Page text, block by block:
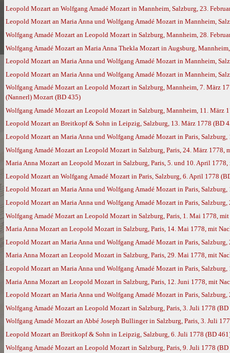
Leopold Mozart an Wolfgang Amadé Mozart in Mannheim, Salzburg, 23.
Leopold Mozart an Maria Anna und Wolfgang Amadé Mozart in Mannheim,
Wolfgang Amadé Mozart an Leopold Mozart in Salzburg, Mannheim, 28.
Wolfgang Amadé Mozart an Maria Anna Thekla Mozart in Augsburg,
Leopold Mozart an Maria Anna und Wolfgang Amadé Mozart in Mannheim,
Leopold Mozart an Maria Anna und Wolfgang Amadé Mozart in Mannheim,
Wolfgang Amadé Mozart an Leopold Mozart in Salzburg, Mannheim, 7. März
(Nannerl) Mozart (BD 435)
Wolfgang Amadé Mozart an Leopold Mozart in Salzburg, Mannheim, 11. März
Leopold Mozart an Breitkopf & Sohn in Leipzig, Salzburg, 13. März 1778 (BD
Leopold Mozart an Maria Anna und Wolfgang Amadé Mozart in Paris,
Wolfgang Amadé Mozart an Leopold Mozart in Salzburg, Paris, 24. März
Maria Anna Mozart an Leopold Mozart in Salzburg, Paris, 5. und 10. April
Leopold Mozart an Wolfgang Amadé Mozart in Paris, Salzburg, 6. April 1778
Leopold Mozart an Maria Anna und Wolfgang Amadé Mozart in Paris,
Leopold Mozart an Maria Anna und Wolfgang Amadé Mozart in Paris,
Wolfgang Amadé Mozart an Leopold Mozart in Salzburg, Paris, 1. Mai 1778,
Maria Anna Mozart an Leopold Mozart in Salzburg, Paris, 14. Mai 1778, mit
Leopold Mozart an Maria Anna und Wolfgang Amadé Mozart in Paris,
Maria Anna Mozart an Leopold Mozart in Salzburg, Paris, 29. Mai 1778, mit
Leopold Mozart an Maria Anna und Wolfgang Amadé Mozart in Paris,
Maria Anna Mozart an Leopold Mozart in Salzburg, Paris, 12. Juni 1778, mit
Leopold Mozart an Maria Anna und Wolfgang Amadé Mozart in Paris,
Wolfgang Amadé Mozart an Leopold Mozart in Salzburg, Paris, 3. Juli 1778 (BD
Wolfgang Amadé Mozart an Abbé Joseph Bullinger in Salzburg, Paris, 3. Juli
Leopold Mozart an Breitkopf & Sohn in Leipzig, Salzburg, 6. Juli 1778 (BD
Wolfgang Amadé Mozart an Leopold Mozart in Salzburg, Paris, 9. Juli 1778 (BD